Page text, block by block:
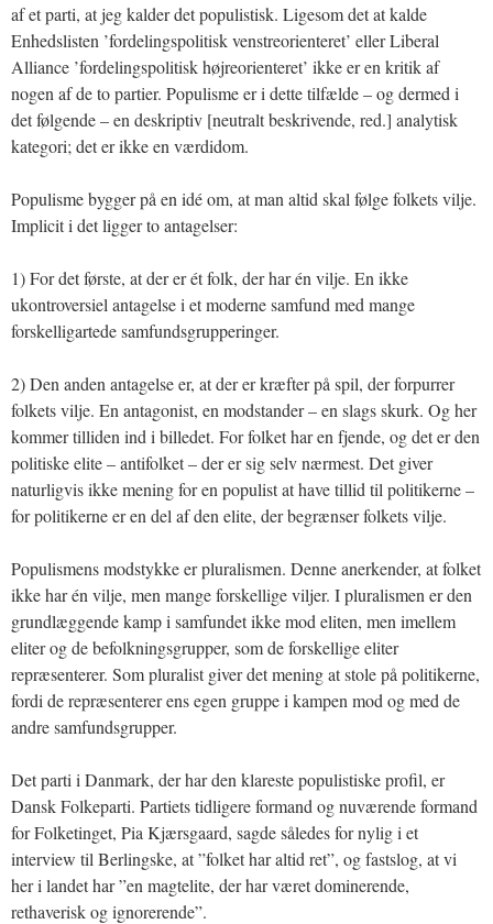
af et parti, at jeg kalder det populistisk. Ligesom det at kalde
Enhedslisten ’fordelingspolitisk venstreorienteret’ eller Liberal
Alliance ’fordelingspolitisk højreorienteret’ ikke er en kritik af
nogen af de to partier. Populisme er i dette tilfælde – og dermed i
det følgende – en deskriptiv [neutralt beskrivende, red.] analytisk
kategori; det er ikke en værdidom.
Populisme bygger på en idé om, at man altid skal følge folkets vilje.
Implicit i det ligger to antagelser:
1) For det første, at der er ét folk, der har én vilje. En ikke
ukontroversiel antagelse i et moderne samfund med mange
forskelligartede samfundsgrupperinger.
2) Den anden antagelse er, at der er kræfter på spil, der forpurrer
folkets vilje. En antagonist, en modstander – en slags skurk. Og her
kommer tilliden ind i billedet. For folket har en fjende, og det er den
politiske elite – antifolket – der er sig selv nærmest. Det giver
naturligvis ikke mening for en populist at have tillid til politikerne –
for politikerne er en del af den elite, der begrænser folkets vilje.
Populismens modstykke er pluralismen. Denne anerkender, at folket
ikke har én vilje, men mange forskellige viljer. I pluralismen er den
grundlæggende kamp i samfundet ikke mod eliten, men imellem
eliter og de befolkningsgrupper, som de forskellige eliter
repræsenterer. Som pluralist giver det mening at stole på politikerne,
fordi de repræsenterer ens egen gruppe i kampen mod og med de
andre samfundsgrupper.
Det parti i Danmark, der har den klareste populistiske profil, er
Dansk Folkeparti. Partiets tidligere formand og nuværende formand
for Folketinget, Pia Kjærsgaard, sagde således for nylig i et
interview til Berlingske, at ”folket har altid ret”, og fastslog, at vi
her i landet har ”en magtelite, der har været dominerende,
rethaverisk og ignorerende”.